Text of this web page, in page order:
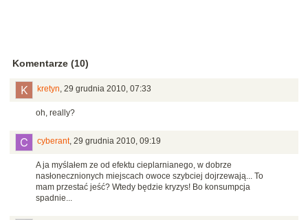
Komentarze (10)
kretyn, 29 grudnia 2010, 07:33
oh, really?
cyberant, 29 grudnia 2010, 09:19
A ja myślałem ze od efektu cieplarnianego, w dobrze
nasłonecznionych miejscach owoce szybciej dojrzewają... To
mam przestać jeść? Wtedy będzie kryzys! Bo konsumpcja
spadnie...